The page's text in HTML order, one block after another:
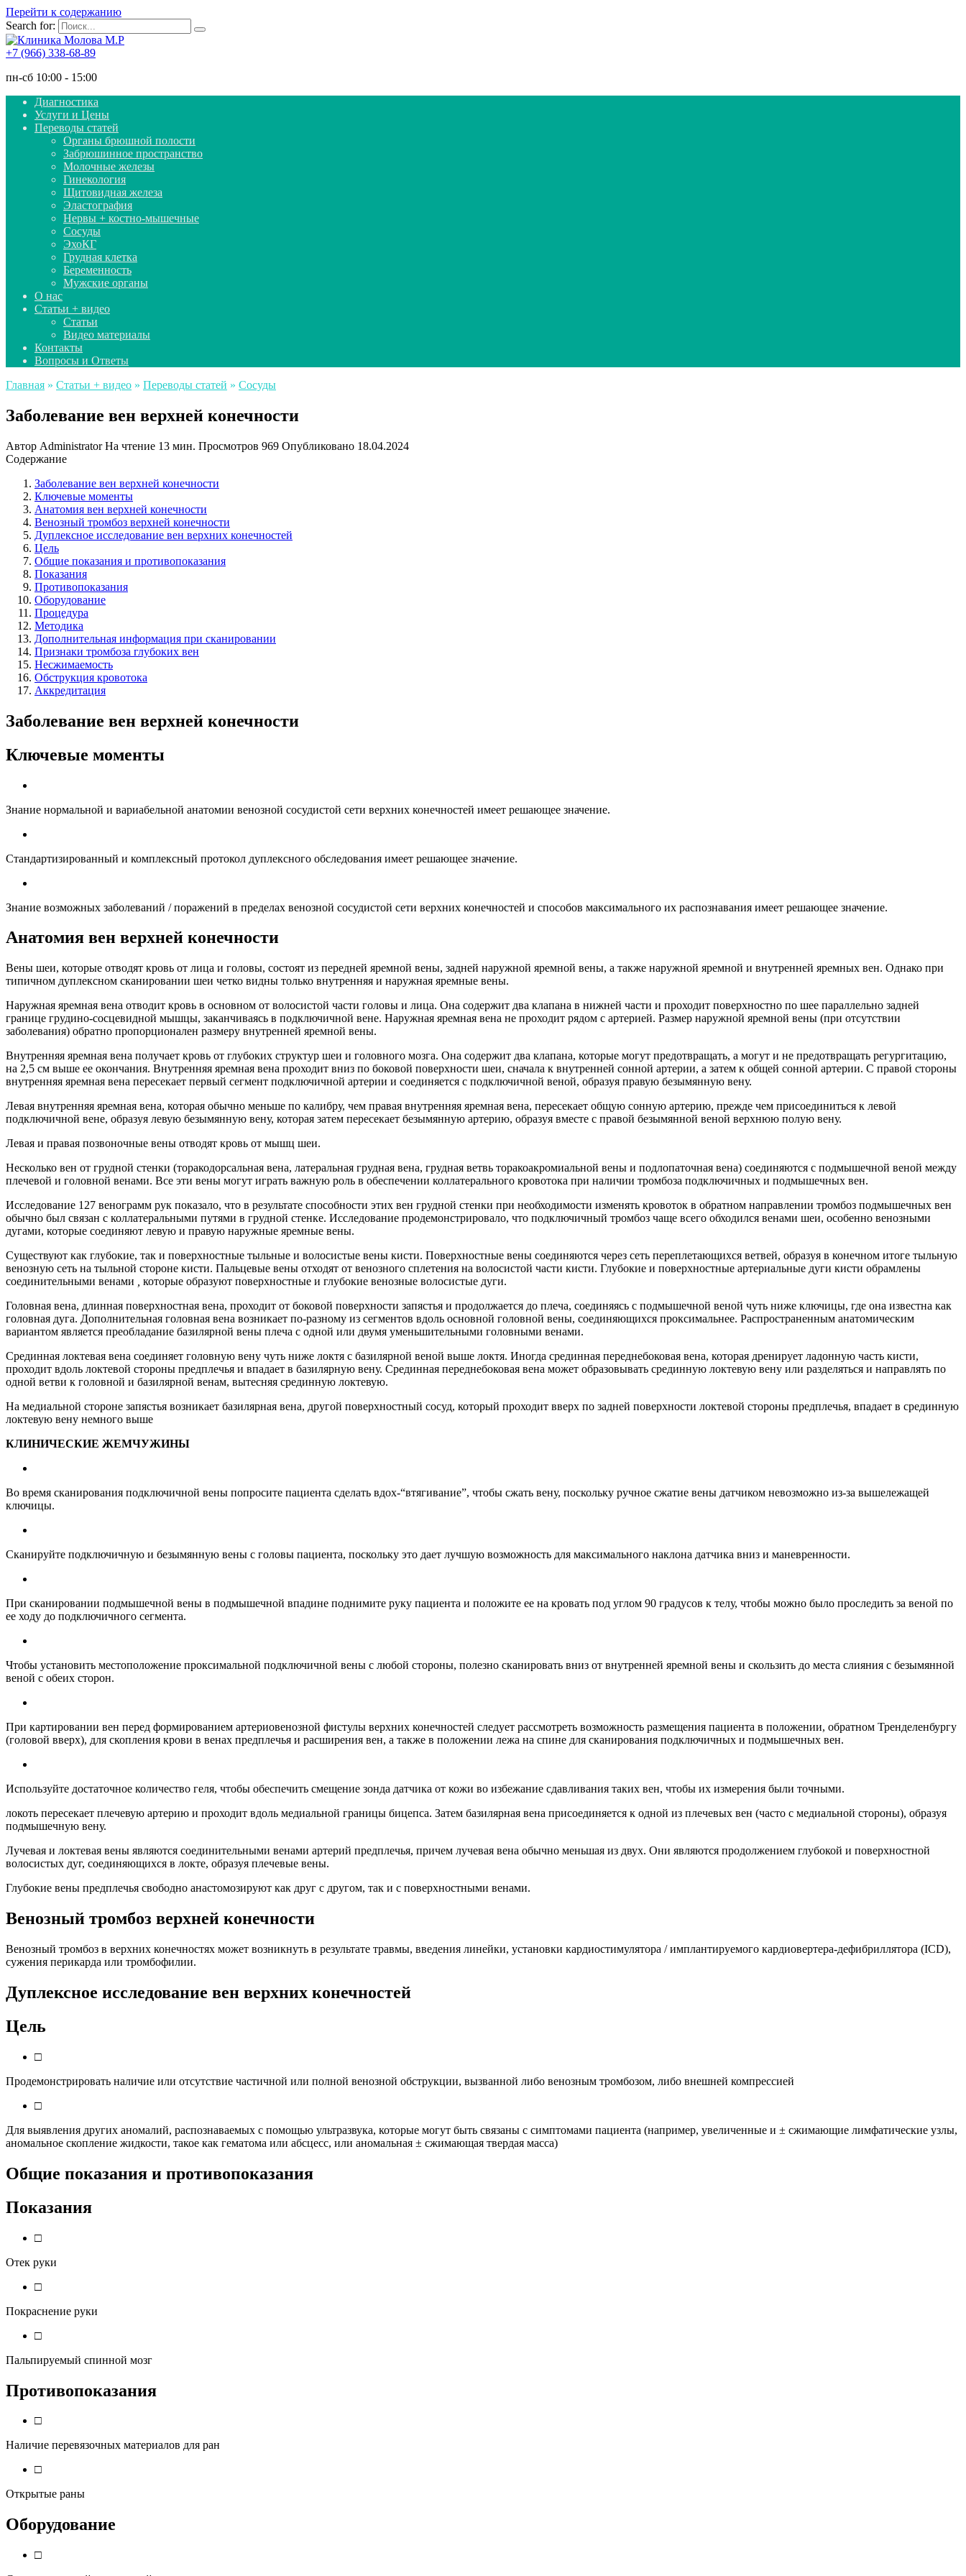
Перейти к содержанию
Search for:
+7 (966) 338-68-89
пн-сб 10:00 - 15:00
Диагностика
Услуги и Цены
Переводы статей
Органы брюшной полости
Забрюшинное пространство
Молочные железы
Гинекология
Щитовидная железа
Эластография
Нервы + костно-мышечные
Сосуды
ЭхоКГ
Грудная клетка
Беременность
Мужские органы
О нас
Статьи + видео
Статьи
Видео материалы
Контакты
Вопросы и Ответы
Главная » Статьи + видео » Переводы статей » Сосуды
Заболевание вен верхней конечности
Автор Administrator На чтение 13 мин. Просмотров 969 Опубликовано 18.04.2024
Содержание
Заболевание вен верхней конечности
Ключевые моменты
Анатомия вен верхней конечности
Венозный тромбоз верхней конечности
Дуплексное исследование вен верхних конечностей
Цель
Общие показания и противопоказания
Показания
Противопоказания
Оборудование
Процедура
Методика
Дополнительная информация при сканировании
Признаки тромбоза глубоких вен
Несжимаемость
Обструкция кровотока
Аккредитация
Заболевание вен верхней конечности
Ключевые моменты
Знание нормальной и вариабельной анатомии венозной сосудистой сети верхних конечностей имеет решающее значение.
Стандартизированный и комплексный протокол дуплексного обследования имеет решающее значение.
Знание возможных заболеваний / поражений в пределах венозной сосудистой сети верхних конечностей и способов максимального их распознавания имеет решающее значение.
Анатомия вен верхней конечности
Вены шеи, которые отводят кровь от лица и головы, состоят из передней яремной вены, задней наружной яремной вены, а также наружной яремной и внутренней яремных вен. Однако при
типичном дуплексном сканировании шеи четко видны только внутренняя и наружная яремные вены.
Наружная яремная вена отводит кровь в основном от волосистой части головы и лица. Она содержит два клапана в нижней части и проходит поверхностно по шее параллельно задней
границе грудино-сосцевидной мышцы, заканчиваясь в подключичной вене. Наружная яремная вена не проходит рядом с артерией. Размер наружной яремной вены (при отсутствии
заболевания) обратно пропорционален размеру внутренней яремной вены.
Внутренняя яремная вена получает кровь от глубоких структур шеи и головного мозга. Она содержит два клапана, которые могут предотвращать, а могут и не предотвращать регургитацию,
на 2,5 см выше ее окончания. Внутренняя яремная вена проходит вниз по боковой поверхности шеи, сначала к внутренней сонной артерии, а затем к общей сонной артерии. С правой стороны
внутренняя яремная вена пересекает первый сегмент подключичной артерии и соединяется с подключичной веной, образуя правую безымянную вену.
Левая внутренняя яремная вена, которая обычно меньше по калибру, чем правая внутренняя яремная вена, пересекает общую сонную артерию, прежде чем присоединиться к левой
подключичной вене, образуя левую безымянную вену, которая затем пересекает безымянную артерию, образуя вместе с правой безымянной веной верхнюю полую вену.
Левая и правая позвоночные вены отводят кровь от мышц шеи.
Несколько вен от грудной стенки (торакодорсальная вена, латеральная грудная вена, грудная ветвь торакоакромиальной вены и подлопаточная вена) соединяются с подмышечной веной между
плечевой и головной венами. Все эти вены могут играть важную роль в обеспечении коллатерального кровотока при наличии тромбоза подключичных и подмышечных вен.
Исследование 127 венограмм рук показало, что в результате способности этих вен грудной стенки при необходимости изменять кровоток в обратном направлении тромбоз подмышечных вен
обычно был связан с коллатеральными путями в грудной стенке. Исследование продемонстрировало, что подключичный тромбоз чаще всего обходился венами шеи, особенно венозными
дугами, которые соединяют левую и правую наружные яремные вены.
Существуют как глубокие, так и поверхностные тыльные и волосистые вены кисти. Поверхностные вены соединяются через сеть переплетающихся ветвей, образуя в конечном итоге тыльную
венозную сеть на тыльной стороне кисти. Пальцевые вены отходят от венозного сплетения на волосистой части кисти. Глубокие и поверхностные артериальные дуги кисти обрамлены
соединительными венами
которые образуют поверхностные и глубокие венозные волосистые дуги.
Головная вена, длинная поверхностная вена, проходит от боковой поверхности запястья и продолжается до плеча, соединяясь с подмышечной веной чуть ниже ключицы, где она известна как
головная дуга. Дополнительная головная вена возникает по-разному из сегментов вдоль основной головной вены, соединяющихся проксимальнее. Распространенным анатомическим
вариантом является преобладание базилярной вены плеча с одной или двумя уменьшительными головными венами.
Срединная локтевая вена соединяет головную вену чуть ниже локтя с базилярной веной выше локтя. Иногда срединная переднебоковая вена, которая дренирует ладонную часть кисти,
проходит вдоль локтевой стороны предплечья и впадает в базилярную вену. Срединная переднебоковая вена может образовывать срединную локтевую вену или разделяться и направлять по
одной ветви к головной и базилярной венам, вытесняя срединную локтевую.
На медиальной стороне запястья возникает базилярная вена, другой поверхностный сосуд, который проходит вверх по задней поверхности локтевой стороны предплечья, впадает в срединную
локтевую вену немного выше
КЛИНИЧЕСКИЕ ЖЕМЧУЖИНЫ
Во время сканирования подключичной вены попросите пациента сделать вдох-“втягивание”, чтобы сжать вену, поскольку ручное сжатие вены датчиком невозможно из-за вышележащей
ключицы.
Сканируйте подключичную и безымянную вены с головы пациента, поскольку это дает лучшую возможность для максимального наклона датчика вниз и маневренности.
При сканировании подмышечной вены в подмышечной впадине поднимите руку пациента и положите ее на кровать под углом 90 градусов к телу, чтобы можно было проследить за веной по
ее ходу до подключичного сегмента.
Чтобы установить местоположение проксимальной подключичной вены с любой стороны, полезно сканировать вниз от внутренней яремной вены и скользить до места слияния с безымянной
веной с обеих сторон.
При картировании вен перед формированием артериовенозной фистулы верхних конечностей следует рассмотреть возможность размещения пациента в положении, обратном Тренделенбургу
(головой вверх), для скопления крови в венах предплечья и расширения вен, а также в положении лежа на спине для сканирования подключичных и подмышечных вен.
Используйте достаточное количество геля, чтобы обеспечить смещение зонда датчика от кожи во избежание сдавливания таких вен, чтобы их измерения были точными.
локоть пересекает плечевую артерию и проходит вдоль медиальной границы бицепса. Затем базилярная вена присоединяется к одной из плечевых вен (часто с медиальной стороны), образуя
подмышечную вену.
Лучевая и локтевая вены являются соединительными венами артерий предплечья, причем лучевая вена обычно меньшая из двух. Они являются продолжением глубокой и поверхностной
волосистых дуг, соединяющихся в локте, образуя плечевые вены.
Глубокие вены предплечья свободно анастомозируют как друг с другом, так и с поверхностными венами.
Венозный тромбоз верхней конечности
Венозный тромбоз в верхних конечностях может возникнуть в результате травмы, введения линейки, установки кардиостимулятора / имплантируемого кардиовертера-дефибриллятора (ICD),
сужения перикарда или тромбофилии.
Дуплексное исследование вен верхних конечностей
Цель
□
Продемонстрировать наличие или отсутствие частичной или полной венозной обструкции, вызванной либо венозным тромбозом, либо внешней компрессией
□
Для выявления других аномалий, распознаваемых с помощью ультразвука, которые могут быть связаны с симптомами пациента (например, увеличенные и ± сжимающие лимфатические узлы,
аномальное скопление жидкости, такое как гематома или абсцесс, или аномальная ± сжимающая твердая масса)
Общие показания и противопоказания
Показания
□
Отек руки
□
Покраснение руки
□
Пальпируемый спинной мозг
Противопоказания
□
Наличие перевязочных материалов для ран
□
Открытые раны
Оборудование
□